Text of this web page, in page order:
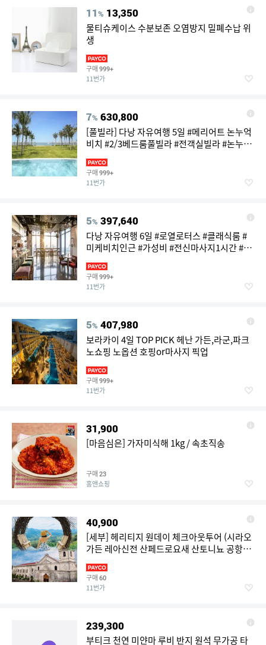
11% 13,350
물티슈케이스 수분보존 오염방지 밀폐수납 위
생
구매 999+
11번가
7% 630,800
[풀빌라] 다낭 자유여행 5일 #메리어트 논누억
비치 #2/3베드룸풀빌라 #전객실빌라 #논누억
해변앞 #전신마사지1시간 #공항픽업
구매 999+
11번가
5% 397,640
다낭 자유여행 6일 #로열로터스 #클래식룸 #
미케비치인근 #가성비 #전신마사지1시간 #공
항픽업
구매 999+
11번가
5% 407,980
보라카이 4일 TOP PICK 헤난 가든,라군,파크
노쇼핑 노옵션 호핑or마사지 픽업
구매 999+
11번가
31,900
[마음심은] 가자미식해 1kg / 속초직송
구매 23
홈앤쇼핑
40,900
[세부] 헤리티지 원데이 체크아웃투어 (시라오
가든 레아신전 산페드로요새 산토니뇨 공항샌
딩)
구매 60
11번가
239,300
부티크 천연 미얀마 루비 반지 원석 무가공 타